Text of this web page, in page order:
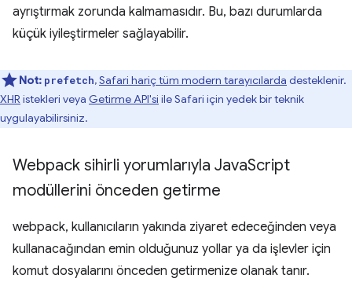
ayrıştırmak zorunda kalmamasıdır. Bu, bazı durumlarda
küçük iyileştirmeler sağlayabilir.
Not: prefetch,Safari hariç tüm modern tarayıcılarda desteklenir.
XHR istekleri veya Getirme API'si ile Safari için yedek bir teknik
uygulayabilirsiniz.
Webpack sihirli yorumlarıyla JavaScript
modüllerini önceden getirme
webpack, kullanıcıların yakında ziyaret edeceğinden veya
kullanacağından emin olduğunuz yollar ya da işlevler için
komut dosyalarını önceden getirmenize olanak tanır.